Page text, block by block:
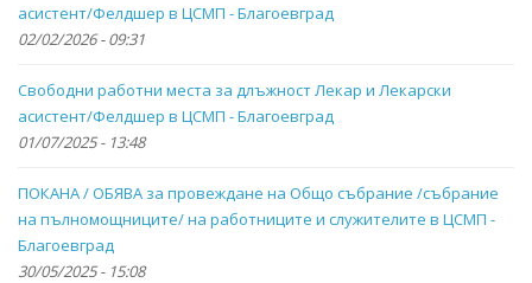
асистент/Фелдшер в ЦСМП - Благоевград
02/02/2026 - 09:31
Свободни работни места за длъжност Лекар и Лекарски
асистент/Фелдшер в ЦСМП - Благоевград
01/07/2025 - 13:48
ПОКАНА / ОБЯВА за провеждане на Общо събрание /събрание
на пълномощниците/ на работниците и служителите в ЦСМП -
Благоевград
30/05/2025 - 15:08